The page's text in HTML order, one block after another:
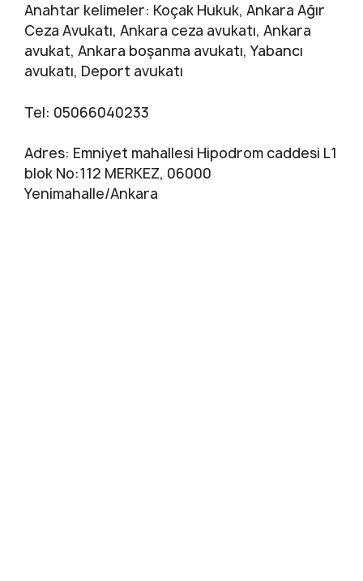
Anahtar kelimeler: Koçak Hukuk, Ankara Ağır
Ceza Avukatı, Ankara ceza avukatı, Ankara
avukat, Ankara boşanma avukatı, Yabancı
avukatı, Deport avukatı
Tel: 05066040233
Adres: Emniyet mahallesi Hipodrom caddesi L1
blok No:112 MERKEZ, 06000
Yenimahalle/Ankara